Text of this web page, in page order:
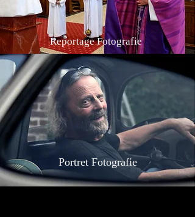
Reportage Fotografie
Portret Fotografie